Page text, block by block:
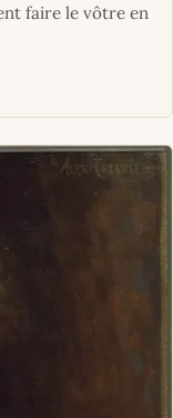
faire le vôtre en